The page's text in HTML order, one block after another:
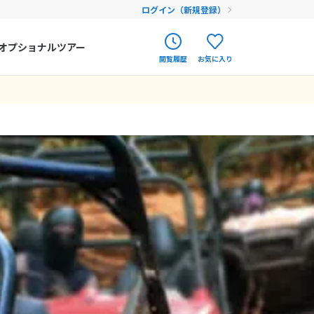
ログイン（新規登録）
アイルランド
ハンガリー
フィンランド
エストニア
クロアチア
ルーマニア
フェロー諸島
プショナルツアー
閲覧履歴
履歴がありません
お気に入り
まだ登録がありません